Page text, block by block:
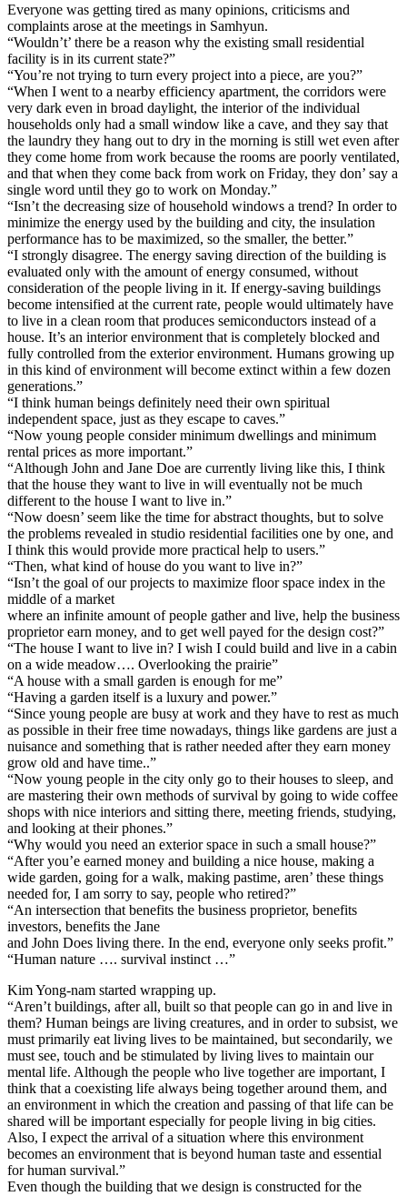
Everyone was getting tired as many opinions, criticisms and
complaints arose at the meetings in Samhyun.
“Wouldn’t’ there be a reason why the existing small residential
facility is in its current state?”
“You’re not trying to turn every project into a piece, are you?”
“When I went to a nearby efficiency apartment, the corridors were
very dark even in broad daylight, the interior of the individual
households only had a small window like a cave, and they say that
the laundry they hang out to dry in the morning is still wet even after
they come home from work because the rooms are poorly ventilated,
and that when they come back from work on Friday, they don’ say a
single word until they go to work on Monday.”
“Isn’t the decreasing size of household windows a trend? In order to
minimize the energy used by the building and city, the insulation
performance has to be maximized, so the smaller, the better.”
“I strongly disagree. The energy saving direction of the building is
evaluated only with the amount of energy consumed, without
consideration of the people living in it. If energy-saving buildings
become intensified at the current rate, people would ultimately have
to live in a clean room that produces semiconductors instead of a
house. It’s an interior environment that is completely blocked and
fully controlled from the exterior environment. Humans growing up
in this kind of environment will become extinct within a few dozen
generations.”
“I think human beings definitely need their own spiritual
independent space, just as they escape to caves.”
“Now young people consider minimum dwellings and minimum
rental prices as more important.”
“Although John and Jane Doe are currently living like this, I think
that the house they want to live in will eventually not be much
different to the house I want to live in.”
“Now doesn’ seem like the time for abstract thoughts, but to solve
the problems revealed in studio residential facilities one by one, and
I think this would provide more practical help to users.”
“Then, what kind of house do you want to live in?”
“Isn’t the goal of our projects to maximize floor space index in the
middle of a market
where an infinite amount of people gather and live, help the business
proprietor earn money, and to get well payed for the design cost?”
“The house I want to live in? I wish I could build and live in a cabin
on a wide meadow…. Overlooking the prairie”
“A house with a small garden is enough for me”
“Having a garden itself is a luxury and power.”
“Since young people are busy at work and they have to rest as much
as possible in their free time nowadays, things like gardens are just a
nuisance and something that is rather needed after they earn money
grow old and have time..”
“Now young people in the city only go to their houses to sleep, and
are mastering their own methods of survival by going to wide coffee
shops with nice interiors and sitting there, meeting friends, studying,
and looking at their phones.”
“Why would you need an exterior space in such a small house?”
“After you’e earned money and building a nice house, making a
wide garden, going for a walk, making pastime, aren’ these things
needed for, I am sorry to say, people who retired?”
“An intersection that benefits the business proprietor, benefits
investors, benefits the Jane
and John Does living there. In the end, everyone only seeks profit.”
“Human nature …. survival instinct …”
Kim Yong-nam started wrapping up.
“Aren’t buildings, after all, built so that people can go in and live in
them? Human beings are living creatures, and in order to subsist, we
must primarily eat living lives to be maintained, but secondarily, we
must see, touch and be stimulated by living lives to maintain our
mental life. Although the people who live together are important, I
think that a coexisting life always being together around them, and
an environment in which the creation and passing of that life can be
shared will be important especially for people living in big cities.
Also, I expect the arrival of a situation where this environment
becomes an environment that is beyond human taste and essential
for human survival.”
Even though the building that we design is constructed for the